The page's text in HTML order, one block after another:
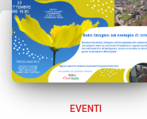
EVENTI